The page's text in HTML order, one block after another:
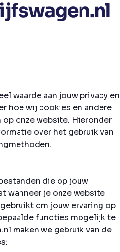
waarde aan jouw privacy en
hoe wij cookies en andere
onze website. Hieronder
over het gebruik van
die op jouw
wanneer je onze website
om jouw ervaring op
functies mogelijk te
maken we gebruik van de